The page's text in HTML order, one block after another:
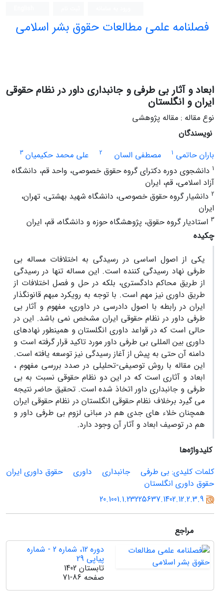
فصلنامه علمی مطالعات حقوق بشر اسلامی
ابعاد و آثار بی طرفی و جانبداری داور در نظام حقوقی
ایران و انگلستان
نوع مقاله : مقاله پژوهشی
نویسندگان
باران حاتمی 1 مصطفی السان 2 علی محمد حکیمیان 3
1 دانشجوی دوره دکترای گروه حقوق خصوصی، واحد قم، دانشگاه
آزاد اسلامی، قم، ایران
2 دانشیار گروه حقوق خصوصی، دانشگاه شهید بهشتی، تهران،
ایران
3 استادیار گروه حقوق، پژوهشگاه حوزه و دانشگاه، قم، ایران
چکیده
یکی از اصول اساسی در رسیدگی به اختلافات مساله بی
طرفی نهاد رسیدگی کننده است. این مساله تنها در رسیدگی
از طریق محاکم دادگستری، بلکه در حل و فصل اختلافات از
طریق داوری نیز مهم است. با توجه به رویکرد مبهم قانونگذار
ایران در رابطه با اصول دادرسی در داوری، مفهوم و آثار بی
طرفی داور در نظام حقوقی ایران مشخص نمی باشد. این در
حالی است که در قواعد داوری انگلستان و همینطور نهادهای
داوری بین المللی بی طرفی داور مورد تاکید قرار گرفته است و
دامنه آن حتی به پیش از آغاز رسیدگی نیز توسعه یافته است.
این مقاله با روش توصیفی-تحلیلی در صدد بررسی مفهوم ،
ابعاد و آثاری است که در این دو نظام حقوقی نسبت به بی
طرفی و جانبداری داور اتخاذ شده است. تحقیق حاضر نتیجه
می گیرد برخلاف نظام حقوقی انگلستان در نظام حقوقی ایران
همچنان خلاء های جدی هم در مبانی لزوم بی طرفی داور و
هم در توصیف ابعاد و آثار آن وجود دارد.
کلیدواژه‌ها
کلمات کلیدی: بی طرفی
جانبداری داوری
حقوق داوری ایران
حقوق داوری انگلستان
20.1001.1.23225637.1402.12.2.3.9
مراجع
دوره 12، شماره 2 - شماره
پیاپی 29
تابستان 1402
صفحه 71-86